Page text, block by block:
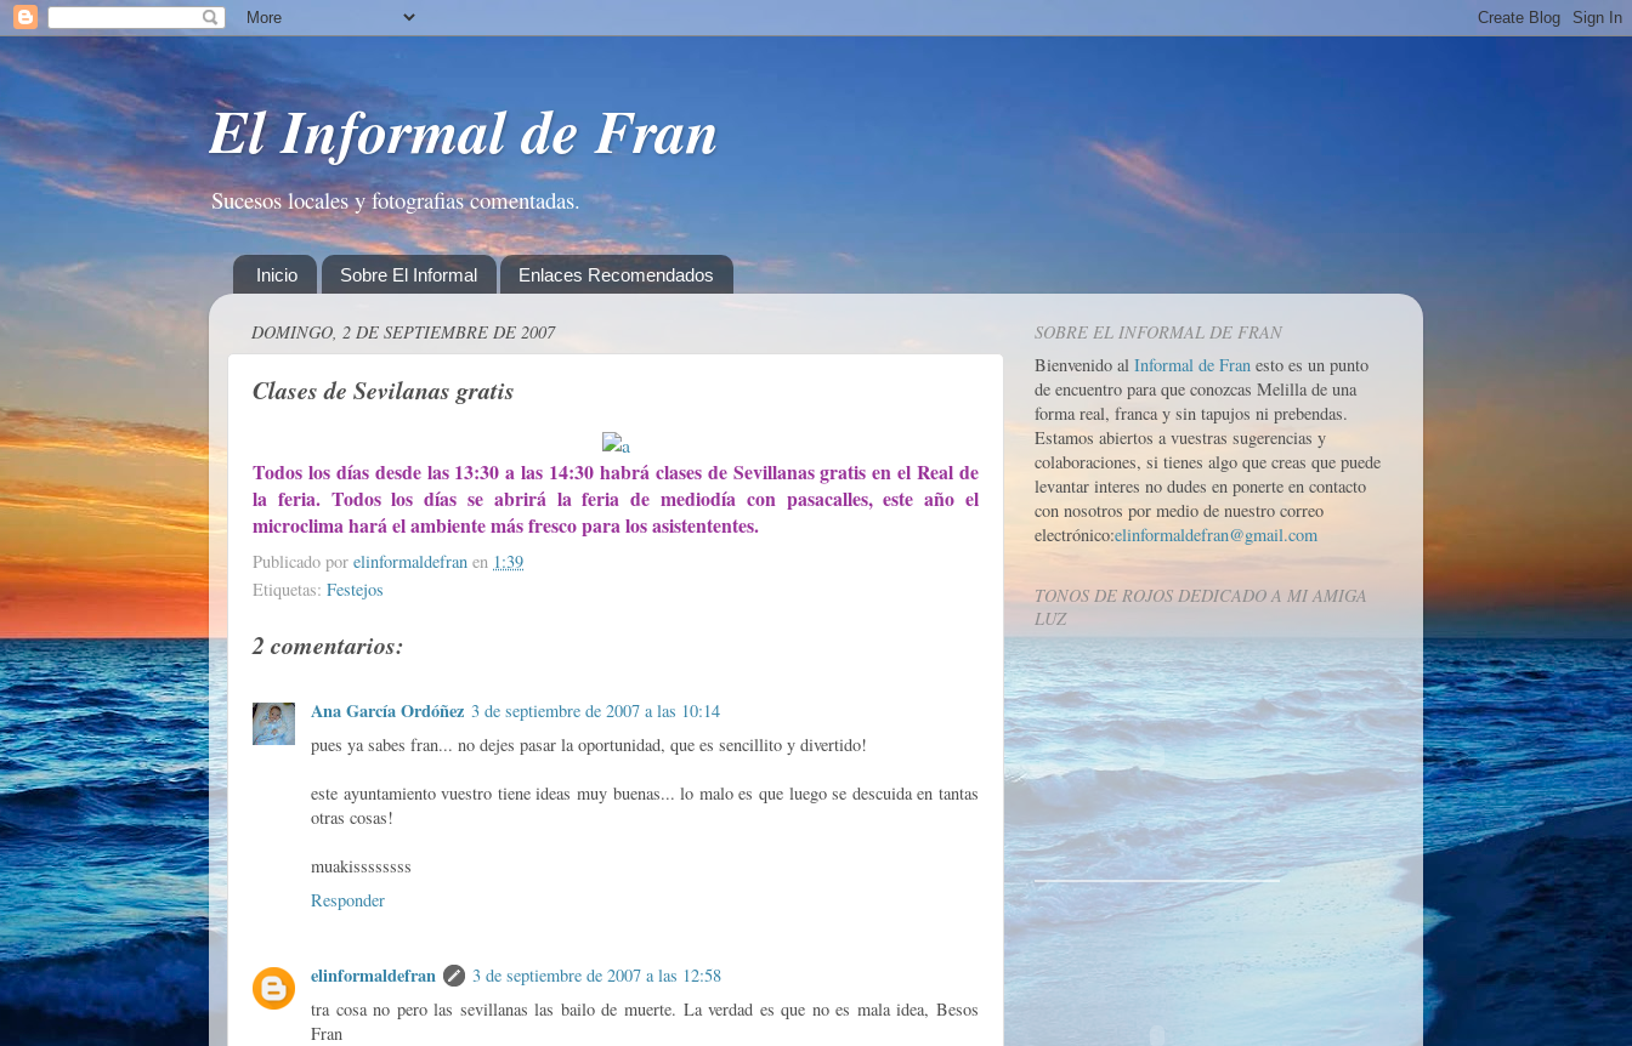
El Informal de Fran
Sucesos locales y fotografias comentadas.
Inicio Sobre El Informal Enlaces Recomendados
DOMINGO, 2 DE SEPTIEMBRE DE 2007
Clases de Sevilanas gratis
Todos los días desde las 13:30 a las 14:30 habrá clases de Sevillanas gratis en el Real de
la feria. Todos los días se abrirá la feria de mediodía con pasacalles, este año el
microclima hará el ambiente más fresco para los asistententes.
Publicado por elinformaldefran en 1:39
Etiquetas: Festejos
2 comentarios:
Ana García Ordóñez 3 de septiembre de 2007 a las 10:14
pues ya sabes fran... no dejes pasar la oportunidad, que es sencillito y divertido!
este ayuntamiento vuestro tiene ideas muy buenas... lo malo es que luego se descuida en tantas
otras cosas!
muakissssssss
Responder
elinformaldefran
3 de septiembre de 2007 a las 12:58
tra cosa no pero las sevillanas las bailo de muerte. La verdad es que no es mala idea, Besos
Fran
SOBRE EL INFORMAL DE FRAN
Bienvenido al Informal de Fran esto es un punto
de encuentro para que conozcas Melilla de una
forma real, franca y sin tapujos ni prebendas.
Estamos abiertos a vuestras sugerencias y
colaboraciones, si tienes algo que creas que puede
levantar interes no dudes en ponerte en contacto
con nosotros por medio de nuestro correo
electrónico:elinformaldefran@gmail.com
TONOS DE ROJOS DEDICADO A MI AMIGA
LUZ